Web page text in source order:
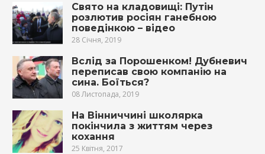
Свято на кладовищі: Путін
розлютив росіян ганебною
поведінкою – відео
28 Січня, 2019
Вслід за Порошенком! Дубневич
переписав свою компанію на
сина. Боїться?
08 Листопада, 2019
На Вінниччині школярка
покінчила з життям через
кохання
25 Квітня, 2017